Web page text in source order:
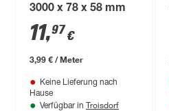
3000 x 78 x 58 mm
11,97€
3,99 € / Meter
Keine Lieferung nach
Hause
Verfügbar in Troisdorf